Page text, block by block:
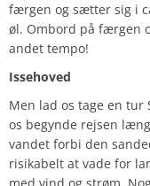
færgen og sætter sig i
øl. Ombord på færgen
andet tempo!
Issehoved
Men lad os tage en tur
os begynde rejsen
vandet forbi den
risikabelt at vade for